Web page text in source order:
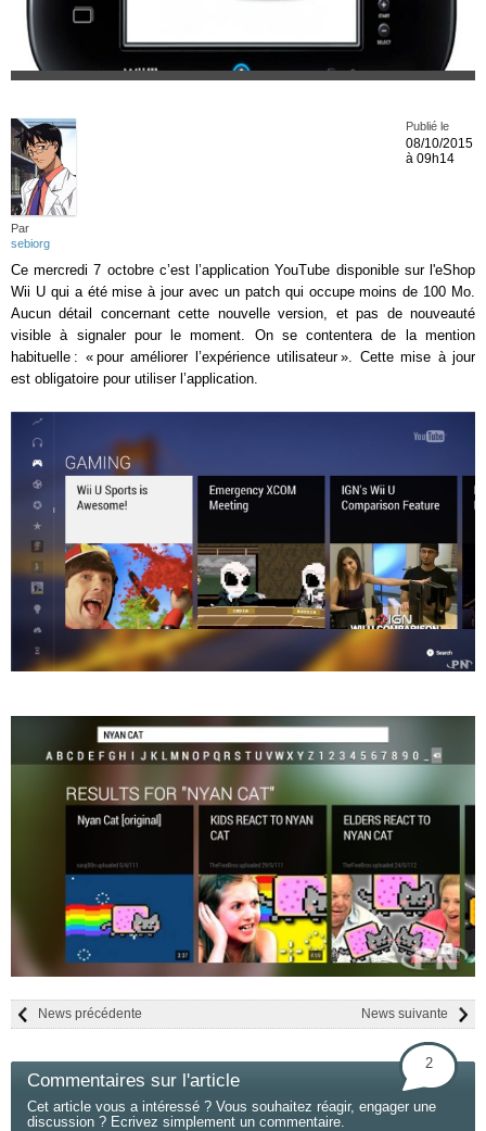
Par
sebiorg
Publié le
08/10/2015
à 09h14
Ce mercredi 7 octobre c’est l’application YouTube disponible sur l'eShop
Wii U qui a été mise à jour avec un patch qui occupe moins de 100 Mo.
Aucun détail concernant cette nouvelle version, et pas de nouveauté
visible à signaler pour le moment. On se contentera de la mention
habituelle : « pour améliorer l’expérience utilisateur ». Cette mise à jour
est obligatoire pour utiliser l’application.
News suivante
News précédente
Commentaires sur l'article
2
Cet article vous a intéressé ? Vous souhaitez réagir, engager une
discussion ? Ecrivez simplement un commentaire.